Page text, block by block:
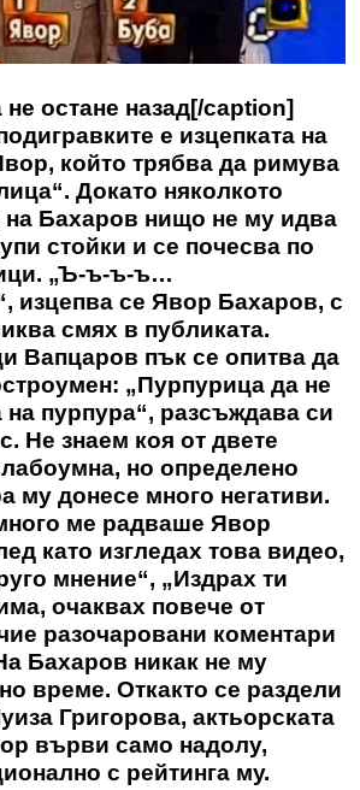
остане назад[/caption]
е изцепката на
който трябва да римува
Докато няколкото
на Бахаров нищо не му идва
стойки и се почесва по
„Ъ-ъ-ъ-ъ…
изцепва се Явор Бахаров, с
смях в публиката.
Вапцаров пък се опитва да
„Пурпурица да не
на пурпура“, разсъждава си
Не знаем коя от двете
но определено
му донесе много негативи.
ме радваше Явор
като изгледах това видео,
мнение“, „Издрах ти
очаквах повече от
разочаровани коментари
Бахаров никак не му
време. Откакто се раздели
Григорова, актьорската
върви само надолу,
с рейтинга му.